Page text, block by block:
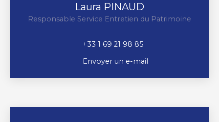
Laura PINAUD
Responsable Service Entretien du Patrimoine
+33 1 69 21 98 85
Envoyer un e-mail